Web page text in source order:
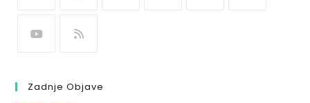
Zadnje Objave